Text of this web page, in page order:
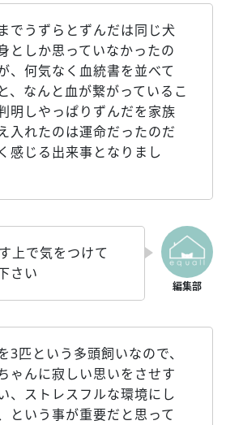
でうずらとずんだは同じ犬
としか思っていなかったの
、何気なく血統書を並べて
、なんと血が繋がっているこ
明しやっぱりずんだを家族
入れたのは運命だったのだ
感じる出来事となりまし
上で気をつけて
さい
3匹という多頭飼いなので、
ゃんに寂しい思いをさせす
、ストレスフルな環境にし
という事が重要だと思って